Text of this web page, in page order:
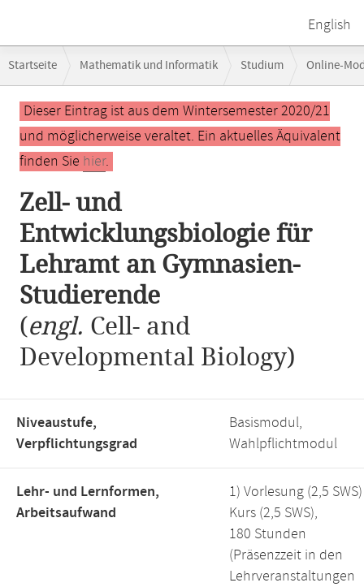
English
Navigation
Startseite Mathematik und Informatik Studium Online-
Zell- und Entwicklungsbiologie für Lehramt an Gymnasien-Studierende
Hauptinhalt
Dieser Eintrag ist aus dem Wintersemester 2020/21
und möglicherweise veraltet. Ein aktuelles Äquivalent
finden Sie hier.
Zell- und
Entwicklungsbiologie für
Lehramt an Gymnasien-
Studierende
(engl. Cell- and
Developmental Biology)
Niveaustufe,
Verpflichtungsgrad
Basismodul,
Wahlpflichtmodul
Lehr- und Lernformen,
Arbeitsaufwand
1) Vorlesung (2,5
Kurs (2,5 SWS),
180 Stunden
(Präsenzzeit in den
Lehrveranstaltungen